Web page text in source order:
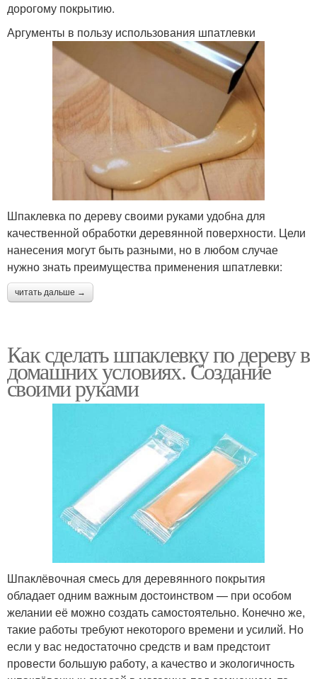
дорогому покрытию.
Аргументы в пользу использования шпатлевки
Шпаклевка по дереву своими руками удобна для
качественной обработки деревянной поверхности. Цели
нанесения могут быть разными, но в любом случае
нужно знать преимущества применения шпатлевки:
читать дальше →
Как сделать шпаклевку по дереву в
домашних условиях. Создание
своими руками
Шпаклёвочная смесь для деревянного покрытия
обладает одним важным достоинством — при особом
желании её можно создать самостоятельно. Конечно же,
такие работы требуют некоторого времени и усилий. Но
если у вас недостаточно средств и вам предстоит
провести большую работу, а качество и экологичность